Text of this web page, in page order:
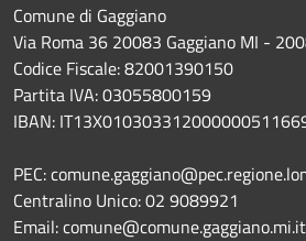
Comune di Gaggiano
Via Roma 36 20083 Gaggiano MI -
Codice Fiscale: 82001390150
Partita IVA: 03055800159
IBAN:
PEC:
Centralino Unico: 02 9089921
Email: comune@comune.gaggiano.mi.it